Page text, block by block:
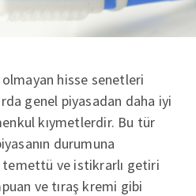
hisse senetleri
genel piyasadan daha iyi
kıymetlerdir. Bu tür
durumuna
temettü ve istikrarlı getiri
ve tıraş kremi gibi